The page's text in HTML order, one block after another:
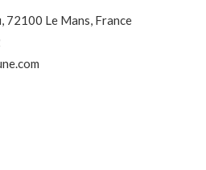
72100 Le Mans, France